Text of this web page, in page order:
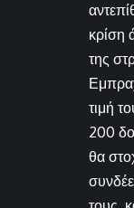
κρίση
της
τιμή
200
θα